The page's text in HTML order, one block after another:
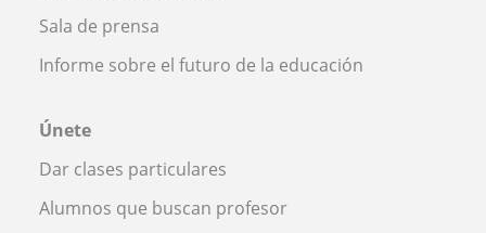
Sala de prensa
Informe sobre el futuro de la educación
Únete
Dar clases particulares
Alumnos que buscan profesor